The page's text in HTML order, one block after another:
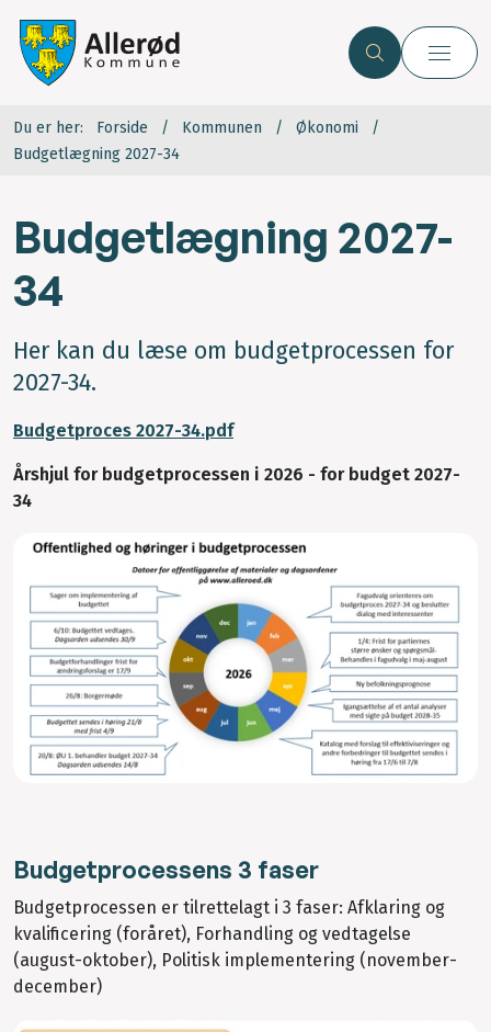
Du er her: Forside Kommunen
Økonomi
Budgetlægning 2027-34
Budgetlægning 2027-
34
Her kan du læse om budgetprocessen for
2027-34.
Budgetproces 2027-34.pdf
Årshjul for budgetprocessen i 2026 - for budget 2027-
34
Budgetprocessens 3 faser
Budgetprocessen er tilrettelagt i 3 faser: Afklaring og
kvalificering (foråret), Forhandling og vedtagelse
(august-oktober), Politisk implementering (november-
december)